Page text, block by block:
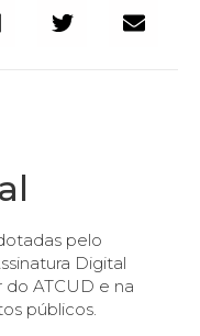
pelo
Digital
ATCUD e na
públicos.